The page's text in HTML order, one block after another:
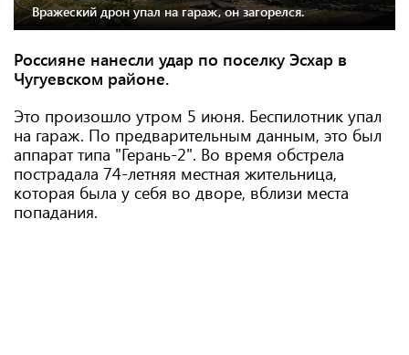
Вражеский дрон упал на гараж, он загорелся.
Россияне нанесли удар по поселку Эсхар в
Чугуевском районе.
Это произошло утром 5 июня. Беспилотник упал
на гараж. По предварительным данным, это был
аппарат типа "Герань-2". Во время обстрела
пострадала 74-летняя местная жительница,
которая была у себя во дворе, вблизи места
попадания.